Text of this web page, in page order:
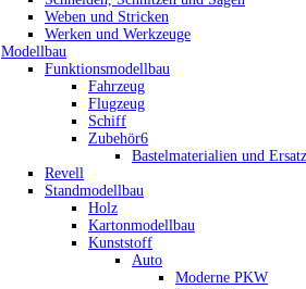
Weben und Stricken
Werken und Werkzeuge
Modellbau
Funktionsmodellbau
Fahrzeug
Flugzeug
Schiff
Zubehör6
Bastelmaterialien und
Revell
Standmodellbau
Holz
Kartonmodellbau
Kunststoff
Auto
Moderne PKW